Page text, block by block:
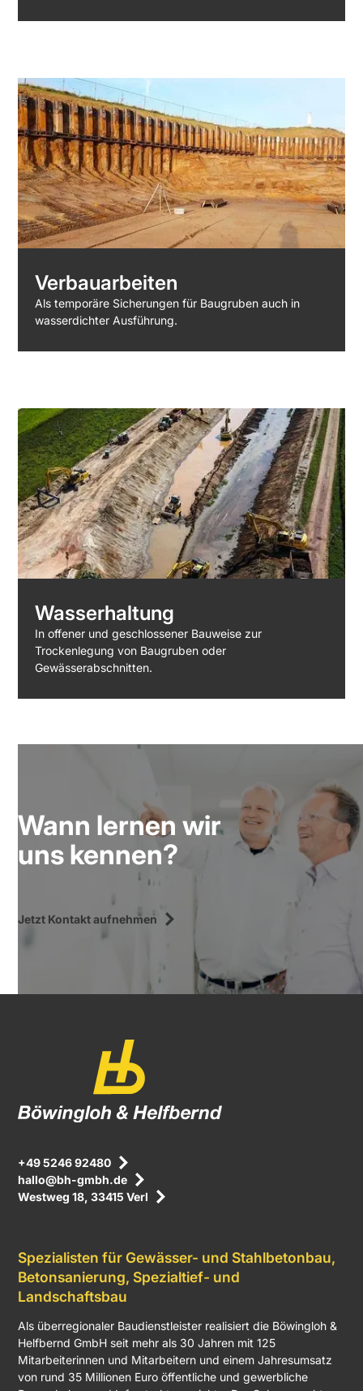
Verbauarbeiten
Als temporäre Sicherungen für Baugruben auch in
wasserdichter Ausführung.
Wasserhaltung
In offener und geschlossener Bauweise zur
Trockenlegung von Baugruben oder
Gewässerabschnitten.
Wann lernen wir
uns kennen?
Jetzt Kontakt aufnehmen
+49 5246 92480
hallo@bh-gmbh.de
Westweg 18, 33415 Verl
Spezialisten für Gewässer- und Stahlbetonbau,
Betonsanierung, Spezialtief- und
Landschaftsbau
Als überregionaler Baudienstleister realisiert die Böwingloh &
Helfbernd GmbH seit mehr als 30 Jahren mit 125
Mitarbeiterinnen und Mitarbeitern und einem Jahresumsatz
von rund 35 Millionen Euro öffentliche und gewerbliche